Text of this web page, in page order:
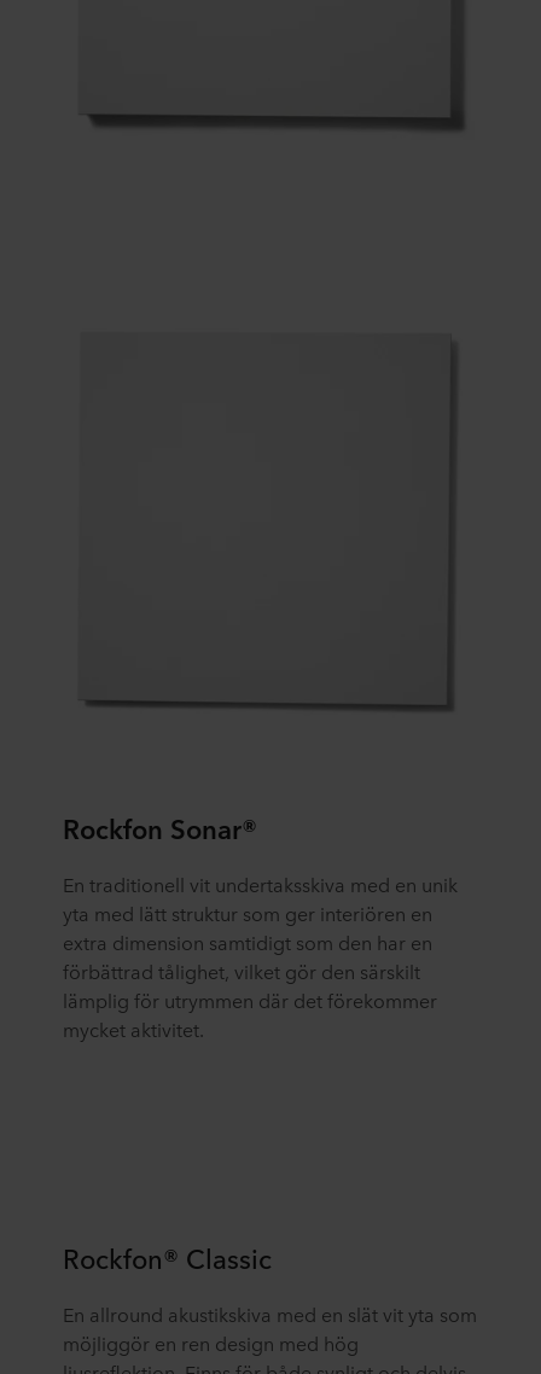
Rockfon Sonar®
En traditionell vit undertaksskiva med en unik
yta med lätt struktur som ger interiören en
extra dimension samtidigt som den har en
förbättrad tålighet, vilket gör den särskilt
lämplig för utrymmen där det förekommer
mycket aktivitet.
Rockfon® Classic
En allround akustikskiva med en slät vit yta som
möjliggör en ren design med hög